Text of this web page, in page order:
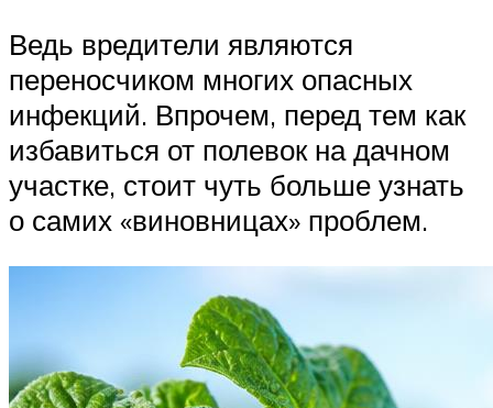
Ведь вредители являются
переносчиком многих опасных
инфекций. Впрочем, перед тем как
избавиться от полевок на дачном
участке, стоит чуть больше узнать
о самих «виновницах» проблем.